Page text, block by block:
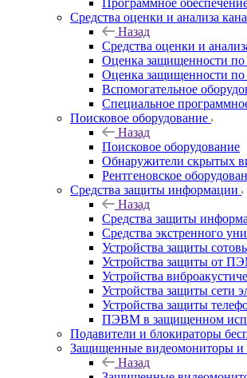
Программное
Средства оценки и анализа
Назад
Средства оценки и
Оценка защищенности
Оценка защищенности по
Вспомогательное
Специальное
Поисковое оборудование
Назад
Поисковое оборудование
Обнаружители скрытых
Рентгеновское
Средства защиты информации
Назад
Средства защиты
Средства экстренного
Устройства защиты
Устройства защиты от
Устройства
Устройства защиты сети
Устройства защиты
ПЭВМ в защищенном
Подавители и блокираторы
Защищенные видеомониторы
Назад